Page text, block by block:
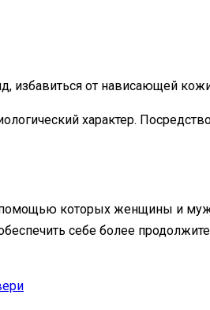
избавиться от нависающей
характер.
помощью которых женщины и
себе более